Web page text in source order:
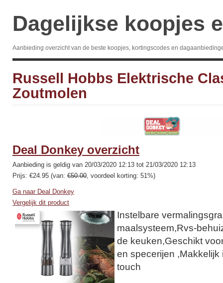
Dagelijkse koopjes
Aanbieding overzicht van de beste koopjes, kortingscodes en
Russell Hobbs Elektrische
Zoutmolen
Deal Donkey overzicht
Aanbieding is geldig van 20/03/2020 12:13 tot 21/03/2020 12:13
Prijs: €24.95 (van: €50.00, voordeel korting: 51%)
Ga naar Deal Donkey
Vergelijk dit product
Instelbare
maalsysteem,Rvs-
de keuken,Geschikt
en specerijen ,Makkelijk
touch